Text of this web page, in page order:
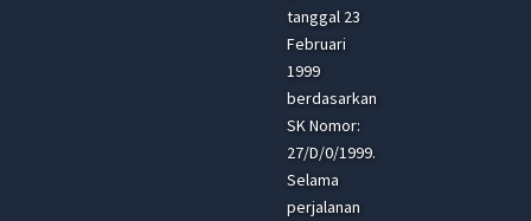
tanggal 23
Februari
1999
berdasarkan
SK Nomor:
27/D/0/1999.
Selama
perjalanan